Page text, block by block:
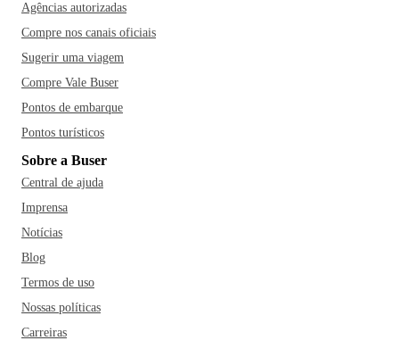
Agências autorizadas
Compre nos canais oficiais
Sugerir uma viagem
Compre Vale Buser
Pontos de embarque
Pontos turísticos
Sobre a Buser
Central de ajuda
Imprensa
Notícias
Blog
Termos de uso
Nossas políticas
Carreiras